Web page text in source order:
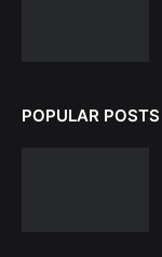
POPULAR POSTS